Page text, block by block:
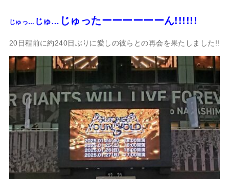
じゅっ… じゅ… じゅったーーーーーーん!!!!!!
20日程前に約240日ぶりに愛しの彼らとの再会を果たしました!!